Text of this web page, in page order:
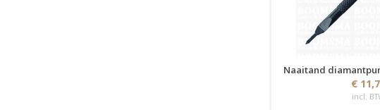
Naaitand
€
incl.